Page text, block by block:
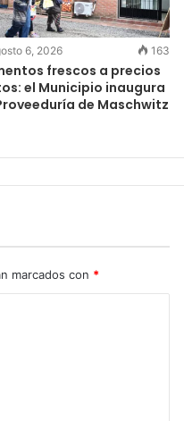
6, 2026 163
frescos a precios
el Municipio inaugura
de Maschwitz
marcados con *